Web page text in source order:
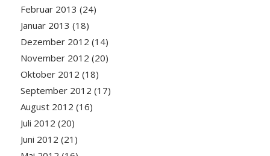
Februar 2013 (24)
Januar 2013 (18)
Dezember 2012 (14)
November 2012 (20)
Oktober 2012 (18)
September 2012 (17)
August 2012 (16)
Juli 2012 (20)
Juni 2012 (21)